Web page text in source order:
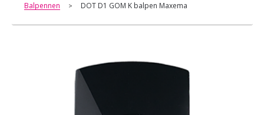
Balpennen > DOT D1 GOM K balpen Maxema